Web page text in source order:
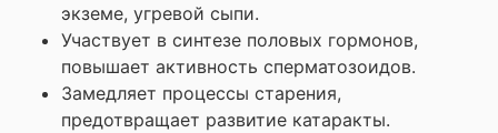
экземе, угревой сыпи.
Участвует в синтезе половых гормонов,
повышает активность сперматозоидов.
Замедляет процессы старения,
предотвращает развитие катаракты.